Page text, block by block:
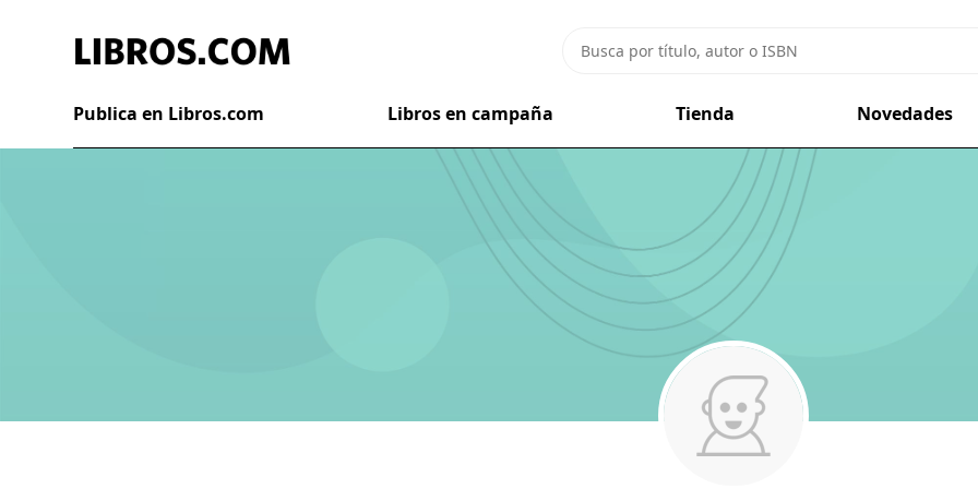
Publica en Libros.com Libros en campaña Tienda Novedades